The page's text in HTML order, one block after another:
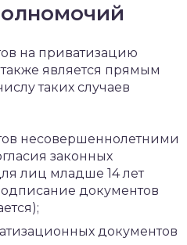
на приватизацию
является прямым
таких случаев
несовершеннолетними
законных
лиц младше 14 лет
документов
документов